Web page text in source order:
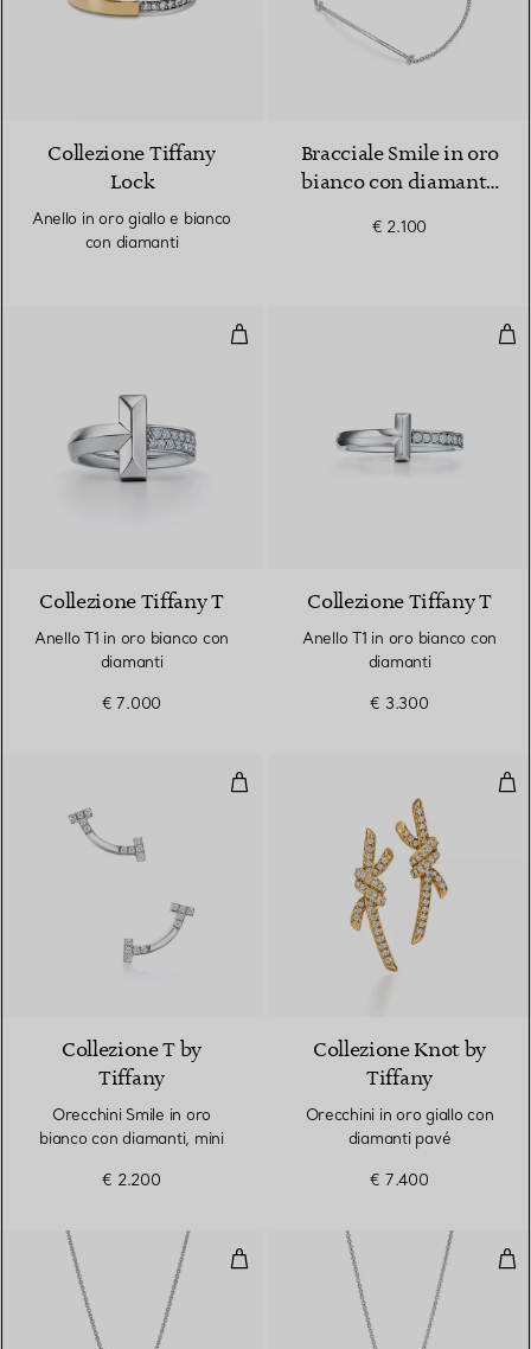
Collezione Tiffany
Lock
Anello in oro giallo e bianco
con diamanti
Bracciale Smile in oro
bianco con diamanti,
by Tiffany
€ 2.100
Anello T1 in oro bianco con
Collezione Tiffany T
Anello T1 in oro bianco con
diamanti
€ 7.000
Collezione Tiffany T
Anello T1 in oro bianco con
diamanti
€ 3.300
Orecchini Smile in oro bianco
Collezione T by
Tiffany
Orecchini Smile in oro
bianco con diamanti, mini
€ 2.200
Collezione Knot by
Tiffany
Orecchini in oro giallo con
diamanti pavé
€ 7.400
Pendente piccolo in oro bianco